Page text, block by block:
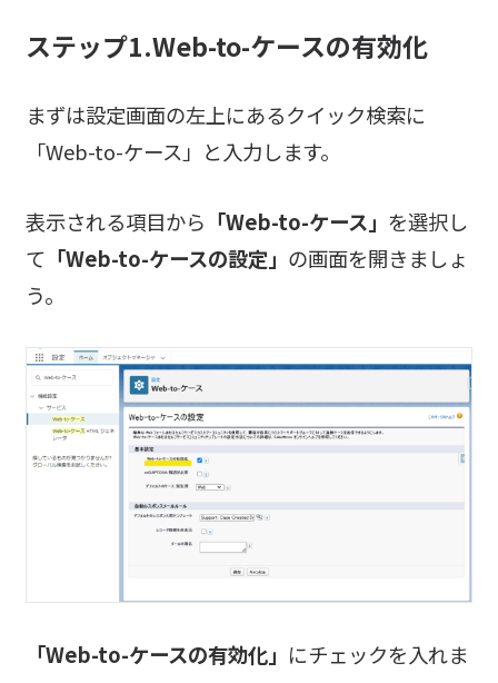
ステップ1.Web-to-ケースの有効化
まずは設定画面の左上にあるクイック検索に
「Web-to-ケース」と入力します。
表示される項目から 「Web-to-ケース」 を選択し
て 「Web-to-ケースの設定」 の画面を開きましょ
う。
「Web-to-ケースの有効化」 にチェックを入れま